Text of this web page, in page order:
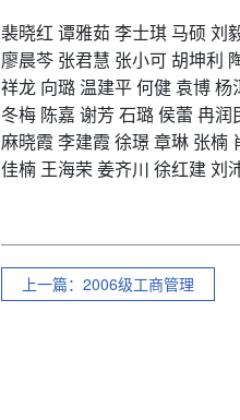
裴晓红 谭雅茹 李士琪 马硕 刘
廖晨芩 张君慧 张小可 胡坤利
祥龙 向璐 温建平 何健 袁博 杨
冬梅 陈嘉 谢芳 石璐 侯蕾 冉润
麻晓霞 李建霞 徐璟 章琳 张楠
佳楠 王海荣 姜齐川 徐红建 刘
上一篇：2006级工商管理